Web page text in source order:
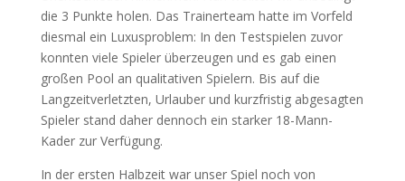
die 3 Punkte holen. Das Trainerteam hatte im Vorfeld
diesmal ein Luxusproblem: In den Testspielen zuvor
konnten viele Spieler überzeugen und es gab einen
großen Pool an qualitativen Spielern. Bis auf die
Langzeitverletzten, Urlauber und kurzfristig abgesagten
Spieler stand daher dennoch ein starker 18-Mann-
Kader zur Verfügung.
In der ersten Halbzeit war unser Spiel noch von